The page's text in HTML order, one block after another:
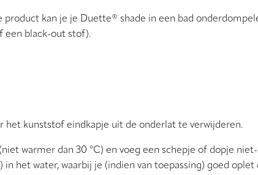
kan je je Duette® shade in een bad
een black-out stof).
het kunststof eindkapje uit de onderlat te verwijderen.
warmer dan 30 °C) en voeg een schepje of dopje
het water, waarbij je (indien van toepassing) goed